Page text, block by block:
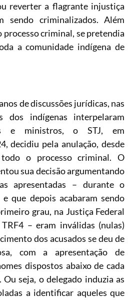
reverter a flagrante injustiça
sendo criminalizados. Além
processo criminal, se pretendia
a comunidade indígena de
de discussões jurídicas, nas
dos indígenas interpelaram
e ministros, o STJ, em
decidiu pela anulação, desde
o processo criminal. O
sua decisão argumentando
apresentadas – durante o
que depois acabaram sendo
grau, na Justiça Federal
– eram inválidas (nulas)
dos acusados se deu de
com a apresentação de
dispostos abaixo de cada
Ou seja, o delegado induzia as
a identificar aqueles que